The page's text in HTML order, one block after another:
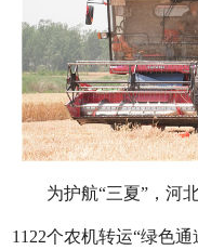
为护航“三夏”，河北
1122个农机转运“绿色